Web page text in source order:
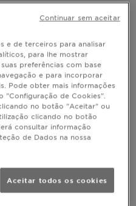
5.25 - Castanho
Color, a coloração
do seu cabelo
intensa e vibrante até
com 5 óleos de
coco, argão e
e de terceiros para analisar
para lhe mostrar
preferências com base
e para incorporar
Pode obter mais informações
"Configuração de Cookies".
no botão "Aceitar" ou
clicando no botão
consultar informação
de Dados na nossa
Aceitar todos os cookies
Continuar sem aceitar